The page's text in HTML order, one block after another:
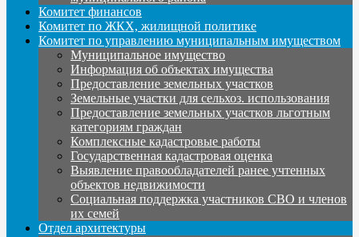
Комитет финансов
Комитет по ЖКХ, жилищной политике
Комитет по управлению муниципальным имуществом
Муниципальное имущество
Информация об объектах имущества
Предоставление земельных участков
Земельные участки для сельхоз. использования
Предоставление земельных участков льготным
категориям граждан
Комплексные кадастровые работы
Государственная кадастровая оценка
Выявление правообладателей ранее учтенных
объектов недвижимости
Социальная поддержка участников СВО и членов
их семей
Отдел архитектуры